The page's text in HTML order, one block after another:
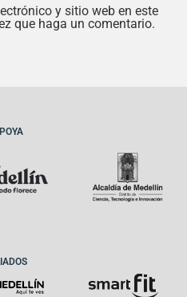
y sitio web en este
que haga un comentario.